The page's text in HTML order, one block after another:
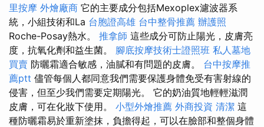
里按摩 外燴廠商 它的主要成分包括Mexoplex濾波器系
統，小組技術和La 台胞證高雄 台中整骨推薦 辦護照
Roche-Posay熱水。 推拿師 這些成分可防止陽光，皮膚亮
度，抗氧化劑和益生菌。 腳底按摩技術士證照班 私人墓地
買賣 防曬霜適合敏感，油膩和有問題的皮膚。 台中按摩推
薦ptt 儘管每個人都同意我們需要保護身體免受有害射線的
侵害，但至少我們需要定期陽光。 它的奶油質地輕輕滋潤
皮膚，可在化妝下使用。 小型外燴推薦 外商投資 清潔 這
種防曬霜易於重新塗抹，負擔得起，可以在臉部和整個身體